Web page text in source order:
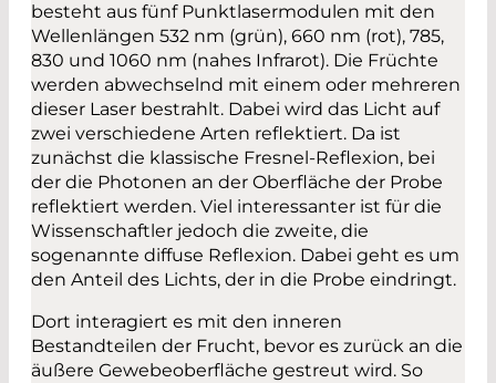
besteht aus fünf Punktlasermodulen mit den
Wellenlängen 532 nm (grün), 660 nm (rot), 785,
830 und 1060 nm (nahes Infrarot). Die Früchte
werden abwechselnd mit einem oder mehreren
dieser Laser bestrahlt. Dabei wird das Licht auf
zwei verschiedene Arten reflektiert. Da ist
zunächst die klassische Fresnel-Reflexion, bei
der die Photonen an der Oberfläche der Probe
reflektiert werden. Viel interessanter ist für die
Wissenschaftler jedoch die zweite, die
sogenannte diffuse Reflexion. Dabei geht es um
den Anteil des Lichts, der in die Probe eindringt.
Dort interagiert es mit den inneren
Bestandteilen der Frucht, bevor es zurück an die
äußere Gewebeoberfläche gestreut wird. So